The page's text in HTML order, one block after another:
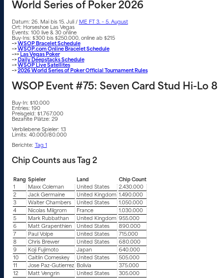
World Series of Poker 2026
Datum: 26. Mai bis 15. Juli / ME FT 3. – 5. August
Ort: Horseshoe Las Vegas
Events: 100 live & 30 online
Buy-Ins: $300 bis $250.000, online ab $215
–>WSOP Bracelet Schedule
–>WSOP.com Online Bracelet Schedule
–>> Las Vegas Poker
–> Daily Deepstacks Schedule
–>WSOP Live Satellites
–>2026 World Series of Poker Official Tournament Rules
WSOP Event #75: Seven Card Stud Hi-Lo
Buy-In: $10.000
Entries: 190
Preisgeld: $1.767.000
Bezahlte Plätze: 29
Verbliebene Spieler: 13
Limits: 40.000/80.000
Berichte: Tag 1
Chip Counts aus Tag 2
Rang Spieler Land
Chip Count
1
Maxx Coleman United States
2.430.000
2
Jack Germaine United Kingdom 1.490.000
3
Walter Chambers United States
1.050.000
4
Nicolas Milgrom France
1.030.000
5
Mark Rubbathan United Kingdom 955.000
6
Matt Grapenthien United States
890.000
7
Paul Volpe United States
715.000
8
Chris Brewer United States
680.000
9
Koji Fujimoto Japan
640.000
10
Caitlin Comeskey United States
505.000
11
Jose Paz-Gutierrez Bolivia
375.000
12
Matt Vengrin United States
305.000